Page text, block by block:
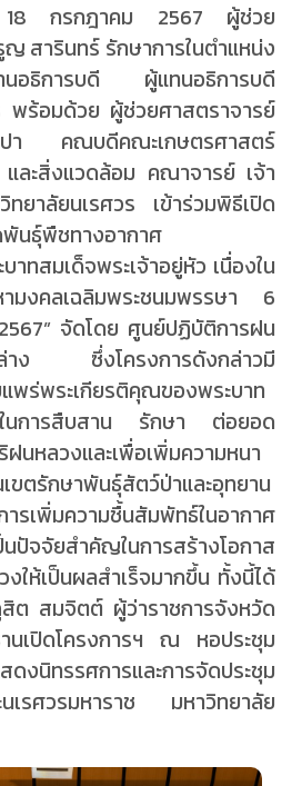
18 กรกฎาคม 2567 ผู้ช่วย
สารินทร์ รักษาการในตำแหน่ง
านอธิการบดี ผู้แทนอธิการบดี
พร้อมด้วย ผู้ช่วยศาสตราจารย์
า คณบดีคณะเกษตรศาสตร์
ละสิ่งแวดล้อม คณาจารย์ เจ้า
ยาลัยนเรศวร เข้าร่วมพิธีเปิด
พันธุ์พืชทางอากาศ
าทสมเด็จพระเจ้าอยู่หัว เนื่องใน
ามงคลเฉลิมพระชนมพรรษา 6
จัดโดย ศูนย์ปฏิบัติการฝน
ล่าง ซึ่งโครงการดังกล่าวมี
พร่พระเกียรติคุณของพระบาท
ในการสืบสาน รักษา ต่อยอด
ฝนหลวงและเพื่อเพิ่มความหนา
ขตรักษาพันธุ์สัตว์ป่าและอุทยาน
ารเพิ่มความชื้นสัมพัทธ์ในอากาศ
จจัยสำคัญในการสร้างโอกาส
ให้เป็นผลสำเร็จมากขึ้น ทั้งนี้ได้
ต สมจิตต์ ผู้ว่าราชการจังหวัด
นเปิดโครงการฯ ณ หอประชุม
นิทรรศการและการจัดประชุม
นเรศวรมหาราช มหาวิทยาลัย